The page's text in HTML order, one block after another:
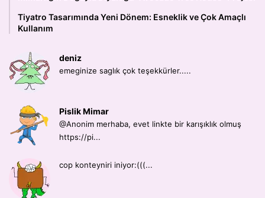
Tiyatro Tasarımında Yeni Dönem: Esneklik ve Çok Amaçlı
Kullanım
deniz
emeginize saglık çok teşekkürler.....
Pislik Mimar
@Anonim merhaba, evet linkte bir karışıklık olmuş
https://pi...
cop konteyniri iniyor:(((...